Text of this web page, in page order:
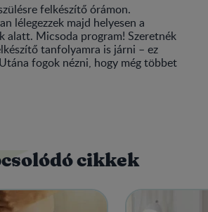
felkészítő órámon.
lélegezzek majd helyesen a
alatt. Micsoda program! Szeretnék
tanfolyamra is járni – ez
fogok nézni, hogy még többet
cikkek